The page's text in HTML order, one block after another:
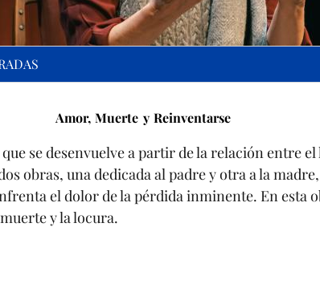
Amor, Muerte y Reinventarse
se desenvuelve a partir de la relación entre el
obras, una dedicada al padre y otra a la
el dolor de la pérdida inminente. En esta
y la locura.